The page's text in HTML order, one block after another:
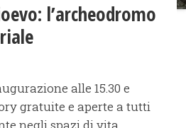
l’archeodromo
alle 15.30 e
gratuite e aperte a tutti